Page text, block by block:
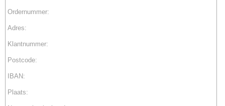
Ordernummer:
Adres:
Klantnummer:
Postcode:
IBAN:
Plaats: